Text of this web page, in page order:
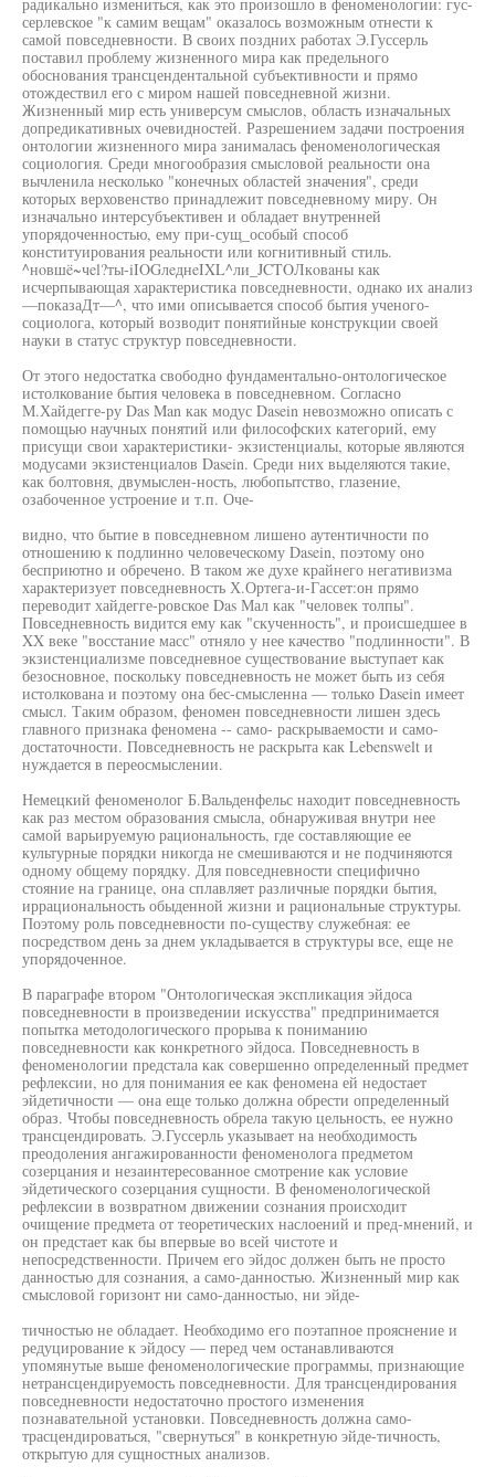
серлевское "к самим вещам" оказалось возможным отнести к
самой повседневности. В своих поздних работах Э.Гуссерль
поставил проблему жизненного мира как предельного
обоснования трансцендентальной субъективности и прямо
отождествил его с миром нашей повседневной жизни.
Жизненный мир есть универсум смыслов, область изначальных
допредикативных очевидностей. Разрешением задачи построения
онтологии жизненного мира занималась феноменологическая
социология. Среди многообразия смысловой реальности она
вычленила несколько "конечных областей значения", среди
которых верховенство принадлежит повседневному миру. Он
изначально интерсубъективен и обладает внутренней
упорядоченностью, ему при-сущ_особый способ
конституирования реальности или когнитивный стиль.
^нoвшë~чel?ты-iIOGлeднeIXL^ли_JCTOЛкoвaны как
исчерпывающая характеристика повседневности, однако их анализ
—показаДт—^, что ими описывается способ бытия ученого-
социолога, который возводит понятийные конструкции своей
науки в статус структур повседневности.
От этого недостатка свободно фундаментально-онтологическое
истолкование бытия человека в повседневном. Согласно
М.Хайдегге-ру Das Man как модус Dasein невозможно описать с
помощью научных понятий или философских категорий, ему
присущи свои характеристики- экзистенциалы, которые являются
модусами экзистенциалов Dasein. Среди них выделяются такие,
как болтовня, двумыслен-ность, любопытство, глазение,
озабоченное устроение и т.п. Оче-
видно, что бытие в повседневном лишено аутентичности по
отношению к подлинно человеческому Dasein, поэтому оно
бесприютно и обречено. В таком же духе крайнего негативизма
характеризует повседневность Х.Ортега-и-Гассет:он прямо
переводит хайдегге-ровское Das Мал как "человек толпы".
Повседневность видится ему как "скученность", и происшедшее в
XX веке "восстание масс" отняло у нее качество "подлинности". В
экзистенциализме повседневное существование выступает как
безосновное, поскольку повседневность не может быть из себя
истолкована и поэтому она бес-смысленна — только Dasein имеет
смысл. Таким образом, феномен повседневности лишен здесь
главного признака феномена -- само- раскрываемости и само-
достаточности. Повседневность не раскрыта как Lebenswelt и
нуждается в переосмыслении.
Немецкий феноменолог Б.Вальденфельс находит повседневность
как раз местом образования смысла, обнаруживая внутри нее
самой варьируемую рациональность, где составляющие ее
культурные порядки никогда не смешиваются и не подчиняются
одному общему порядку. Для повседневности специфично
стояние на границе, она сплавляет различные порядки бытия,
иррациональность обыденной жизни и рациональные структуры.
Поэтому роль повседневности по-существу служебная: ее
посредством день за днем укладывается в структуры все, еще не
упорядоченное.
В параграфе втором "Онтологическая экспликация эйдоса
повседневности в произведении искусства" предпринимается
попытка методологического прорыва к пониманию
повседневности как конкретного эйдоса. Повседневность в
феноменологии предстала как совершенно определенный предмет
рефлексии, но для понимания ее как феномена ей недостает
эйдетичности — она еще только должна обрести определенный
образ. Чтобы повседневность обрела такую цельность, ее нужно
трансцендировать. Э.Гуссерль указывает на необходимость
преодоления ангажированности феноменолога предметом
созерцания и незаинтересованное смотрение как условие
эйдетического созерцания сущности. В феноменологической
рефлексии в возвратном движении сознания происходит
очищение предмета от теоретических наслоений и пред-мнений, и
он предстает как бы впервые во всей чистоте и
непосредственности. Причем его эйдос должен быть не просто
данностью для сознания, а само-данностью. Жизненный мир как
смысловой горизонт ни само-данностыо, ни эйде-
тичностью не обладает. Необходимо его поэтапное прояснение и
редуцирование к эйдосу — перед чем останавливаются
упомянутые выше феноменологические программы, признающие
нетрансцендируемость повседневности. Для трансцендирования
повседневности недостаточно простого изменения
познавательной установки. Повседневность должна само-
трасцендироваться, "свернуться" в конкретную эйде-тичность,
открытую для сущностных анализов.